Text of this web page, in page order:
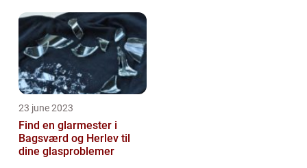
23 june 2023
Find en glarmester i
Bagsværd og Herlev til
dine glasproblemer